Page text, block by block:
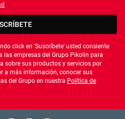
click en 'Suscríbete' usted consiente
empresas del Grupo Pikolin para
sobre sus productos y servicios por
a más información, conocer sus
del Grupo en nuestra Política de